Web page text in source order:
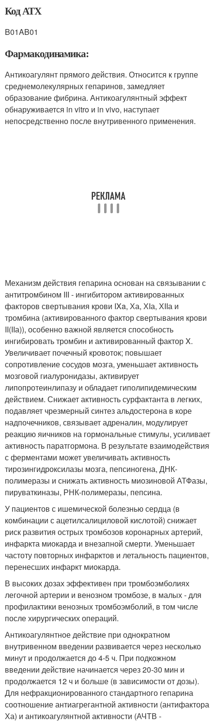
Код АТХ
B01AB01
Фармакодинамика:
Антикоагулянт прямого действия. Относится к группе
среднемолекулярных гепаринов, замедляет
образование фибрина. Антикоагулянтный эффект
обнаруживается in vitro и in vivo, наступает
непосредственно после внутривенного применения.
Механизм действия гепарина основан на связывании с
антитромбином III - ингибитором активированных
факторов свертывания крови IXa, Ха, ХIа, ХIIа и
тромбина (активированного фактор свертывания крови
II(IIа)), особенно важной является способность
ингибировать тромбин и активированный фактор X.
Увеличивает почечный кровоток; повышает
сопротивление сосудов мозга, уменьшает активность
мозговой гиалуронидазы, активирует
липопротеинлипазу и обладает гиполипидемическим
действием. Снижает активность сурфактанта в легких,
подавляет чрезмерный синтез альдостерона в коре
надпочечников, связывает адреналин, модулирует
реакцию яичников на гормональные стимулы, усиливает
активность паратгормона. В результате взаимодействия
с ферментами может увеличивать активность
тирозингидроксилазы мозга, пепсиногена, ДНК-
полимеразы и снижать активность миозиновой АТФазы,
пируваткиназы, РНК-полимеразы, пепсина.
У пациентов с ишемической болезнью сердца (в
комбинации с ацетилсалициловой кислотой) снижает
риск развития острых тромбозов коронарных артерий,
инфаркта миокарда и внезапной смерти. Уменьшает
частоту повторных инфарктов и летальность пациентов,
перенесших инфаркт миокарда.
В высоких дозах эффективен при тромбоэмболиях
легочной артерии и венозном тромбозе, в малых - для
профилактики венозных тромбоэмболий, в том числе
после хирургических операций.
Антикоагулянтное действие при однократном
внутривенном введении развивается через несколько
минут и продолжается до 4-5 ч. При подкожном
введении действие начинается через 20-30 мин и
продолжается 12 ч и больше (в зависимости от дозы).
Для нефракционированного стандартного гепарина
соотношение антиагрегантной активности (антифактора
Ха) и антикоагулянтной активности (АЧТВ -